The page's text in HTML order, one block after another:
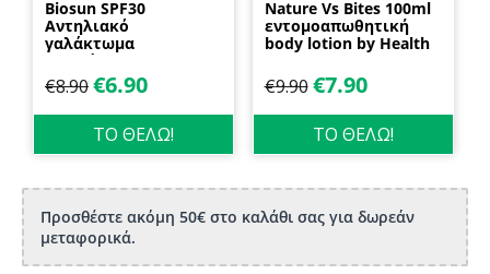
Biosun SPF30
Αντηλιακό
γαλάκτωμα
προσώπου και
σώματος 70ml
Biosanto
€8.90€6.90
ΤΟ ΘΕΛΩ!
Nature Vs Bites 100ml
εντομοαπωθητική
body lotion by Health
€9.90 €7.90
ΤΟ ΘΕΛΩ!
Προσθέστε ακόμη 50€ στο καλάθι σας για δωρεάν
μεταφορικά.